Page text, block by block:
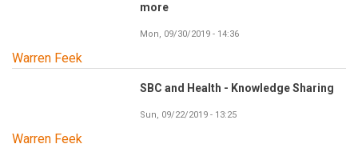
more
Mon, 09/30/2019 - 14:36
Warren Feek
SBC and Health - Knowledge Sharing
Sun, 09/22/2019 - 13:25
Warren Feek